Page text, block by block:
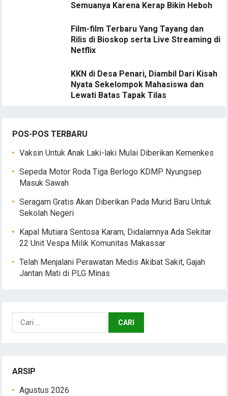
Semuanya Karena Kerap Bikin Heboh
Film-film Terbaru Yang Tayang dan
Rilis di Bioskop serta Live Streaming di
Netflix
KKN di Desa Penari, Diambil Dari Kisah
Nyata Sekelompok Mahasiswa dan
Lewati Batas Tapak Tilas
POS-POS TERBARU
Vaksin Untuk Anak Laki-laki Mulai Diberikan Kemenkes
Sepeda Motor Roda Tiga Berlogo KDMP Nyungsep
Masuk Sawah
Seragam Gratis Akan Diberikan Pada Murid Baru Untuk
Sekolah Negeri
Kapal Mutiara Sentosa Karam, Didalamnya Ada Sekitar
22 Unit Vespa Milik Komunitas Makassar
Telah Menjalani Perawatan Medis Akibat Sakit, Gajah
Jantan Mati di PLG Minas
Cari
untuk:
ARSIP
Agustus 2026